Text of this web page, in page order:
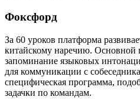
Фоксфорд
За 60 уроков платформа
китайскому наречию. Основной
запоминание языковых
для коммуникации с
специфическая программа,
задачки по командам.